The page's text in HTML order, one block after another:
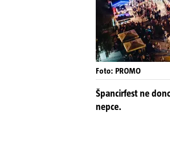
Foto: PROMO
Špancirfest ne
nepce.